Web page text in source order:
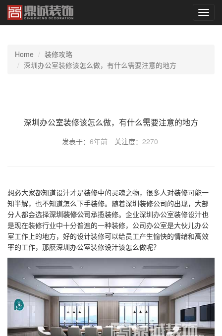
切
换
Home
装修攻略
深圳办公室装修该怎么做，有什么需要注意的地方
深圳办公室装修该怎么做，有什么需要注意的地方
发表于： 6年前 关注度： 2270
想必大家都知道设汁才是装修中的灵魂之物，很多人对装修可能一
知半解，也不知道怎么下手装修。随着深圳装修公司的出现，大部
分人都会选择深圳装修公司承揽装修。企业深圳办公室装修设汁也
是现在装修行业中十分普遍的一种装修，公司办公室是大伙儿办公
室工作上的地方，好的设计装修可以给员工产生愉快的情绪和高效
率的工作，那麼深圳办公室装修设汁该怎么做呢？